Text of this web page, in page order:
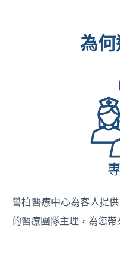
為何
譽柏醫療中心為客人提
的醫療團隊主理，為您帶